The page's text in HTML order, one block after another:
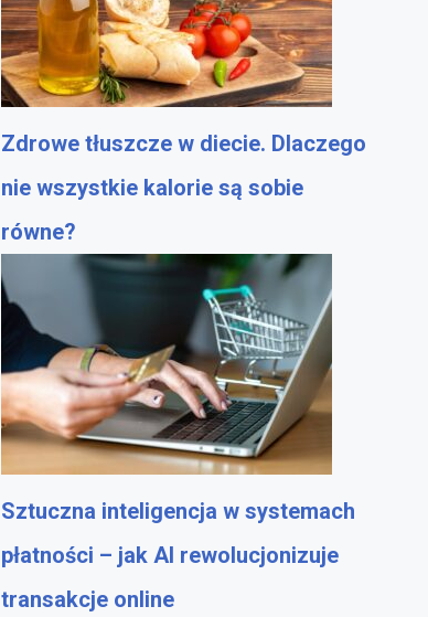
Zdrowe tłuszcze w diecie. Dlaczego
nie wszystkie kalorie są sobie
równe?
Sztuczna inteligencja w systemach
płatności – jak AI rewolucjonizuje
transakcje online